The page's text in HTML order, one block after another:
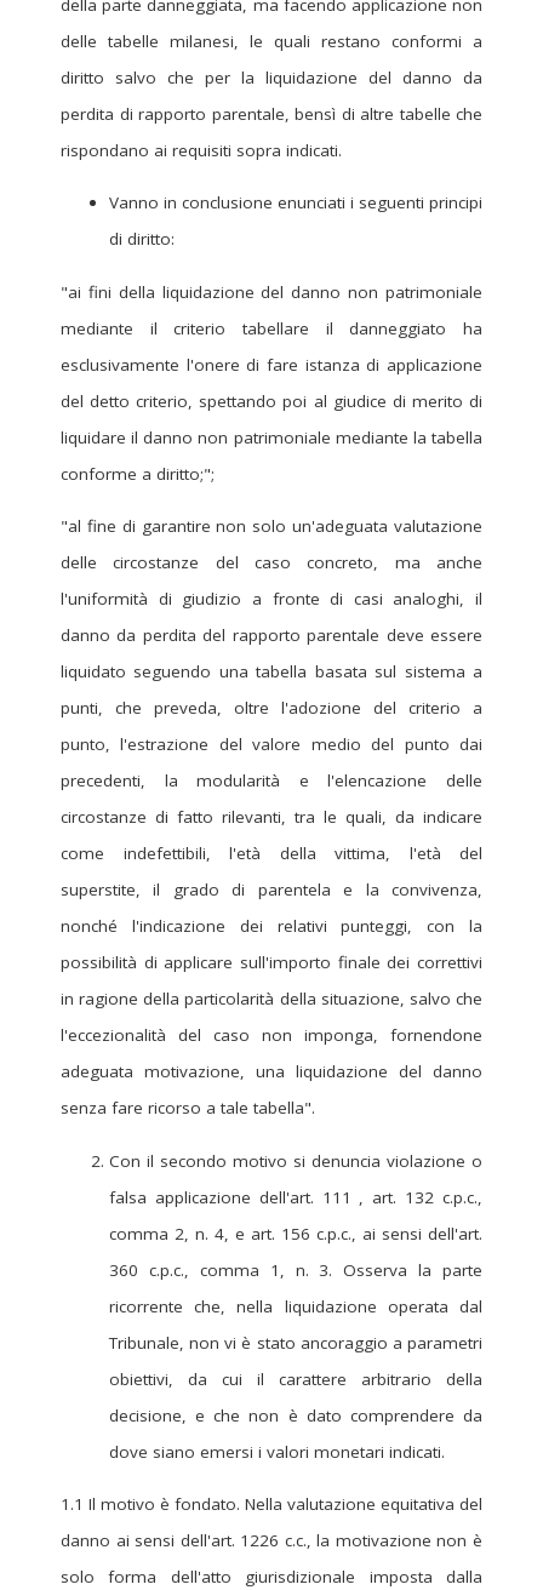
della parte danneggiata, ma facendo applicazione non
delle tabelle milanesi, le quali restano conformi a
diritto salvo che per la liquidazione del danno da
perdita di rapporto parentale, bensì di altre tabelle che
rispondano ai requisiti sopra indicati.
Vanno in conclusione enunciati i seguenti principi
di diritto:
"ai fini della liquidazione del danno non patrimoniale
mediante il criterio tabellare il danneggiato ha
esclusivamente l'onere di fare istanza di applicazione
del detto criterio, spettando poi al giudice di merito di
liquidare il danno non patrimoniale mediante la tabella
conforme a diritto;";
"al fine di garantire non solo un'adeguata valutazione
delle circostanze del caso concreto, ma anche
l'uniformità di giudizio a fronte di casi analoghi, il
danno da perdita del rapporto parentale deve essere
liquidato seguendo una tabella basata sul sistema a
punti, che preveda, oltre l'adozione del criterio a
punto, l'estrazione del valore medio del punto dai
precedenti, la modularità e l'elencazione delle
circostanze di fatto rilevanti, tra le quali, da indicare
come indefettibili, l'età della vittima, l'età del
superstite, il grado di parentela e la convivenza,
nonché l'indicazione dei relativi punteggi, con la
possibilità di applicare sull'importo finale dei correttivi
in ragione della particolarità della situazione, salvo che
l'eccezionalità del caso non imponga, fornendone
adeguata motivazione, una liquidazione del danno
senza fare ricorso a tale tabella".
Con il secondo motivo si denuncia violazione o
falsa applicazione dell'art. 111 , art. 132 c.p.c.,
comma 2, n. 4, e art. 156 c.p.c., ai sensi dell'art.
360 c.p.c., comma 1, n. 3. Osserva la parte
ricorrente che, nella liquidazione operata dal
Tribunale, non vi è stato ancoraggio a parametri
obiettivi, da cui il carattere arbitrario della
decisione, e che non è dato comprendere da
dove siano emersi i valori monetari indicati.
1.1 Il motivo è fondato. Nella valutazione equitativa del
danno ai sensi dell'art. 1226 c.c., la motivazione non è
solo forma dell'atto giurisdizionale imposta dalla